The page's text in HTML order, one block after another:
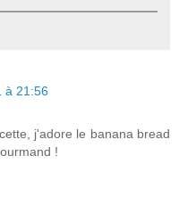
à 21:56
j'adore le banana bread
!